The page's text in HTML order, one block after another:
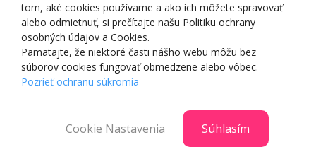
ZÁKAZNÍCKA ZÓNA
NAŠE OCENENIA
© 2025 Smartshop
tom, aké cookies používame a ako ich môžete spravovať
alebo odmietnuť, si prečítajte našu Politiku ochrany
osobných údajov a Cookies.
Pamätajte, že niektoré časti nášho webu môžu bez
súborov cookies fungovať obmedzene alebo vôbec.
Pozrieť ochranu súkromia
Cookie Nastavenia Súhlasím